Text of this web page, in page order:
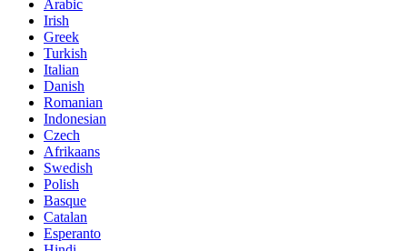
Arabic
Irish
Greek
Turkish
Italian
Danish
Romanian
Indonesian
Czech
Afrikaans
Swedish
Polish
Basque
Catalan
Esperanto